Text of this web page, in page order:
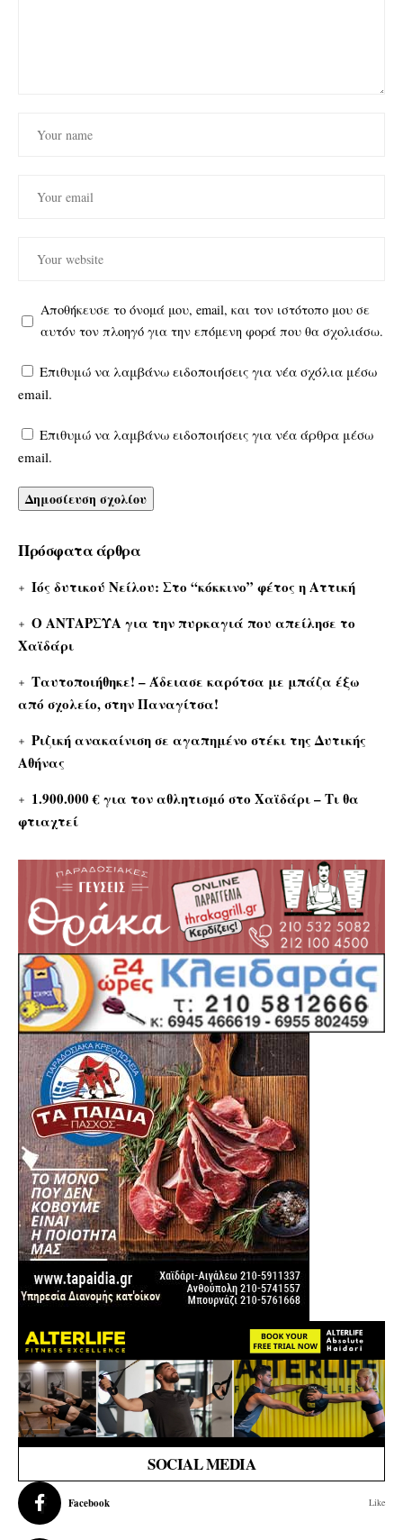
Αποθήκευσε το όνομά μου, email, και τον ιστότοπο μου σε
αυτόν τον πλοηγό για την επόμενη φορά που θα σχολιάσω.
Επιθυμώ να λαμβάνω ειδοποιήσεις για νέα σχόλια μέσω
email.
Επιθυμώ να λαμβάνω ειδοποιήσεις για νέα άρθρα μέσω
email.
Πρόσφατα άρθρα
Ιός δυτικού Νείλου: Στο “κόκκινο” φέτος η Αττική
Ο ΑΝΤΑΡΣΥΑ για την πυρκαγιά που απείλησε το
Χαϊδάρι
Ταυτοποιήθηκε! – Άδειασε καρότσα με μπάζα έξω
από σχολείο, στην Παναγίτσα!
Ριζική ανακαίνιση σε αγαπημένο στέκι της Δυτικής
Αθήνας
1.900.000 € για τον αθλητισμό στο Χαϊδάρι – Τι θα
φτιαχτεί
SOCIAL MEDIA
Facebook Like